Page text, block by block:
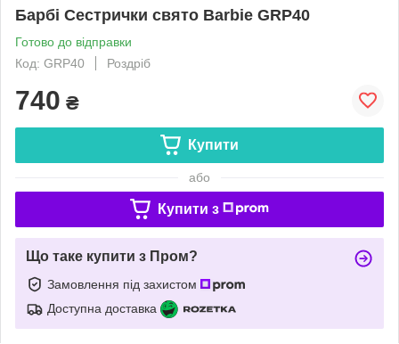
Барбі Сестрички свято Barbie GRP40
Готово до відправки
Код: GRP40
Роздріб
740 ₴
Купити
або
Купити з
Що таке купити з Пром?
Замовлення під захистом
Доступна доставка